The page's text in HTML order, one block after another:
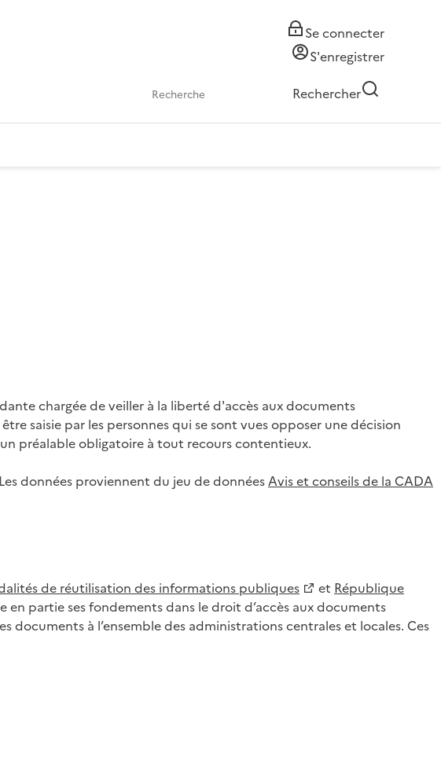
Se connecter
S'enregistrer
Rechercher
chargée de veiller à la liberté d'accès aux documents
saisie par les personnes qui se sont vues opposer une décision
préalable obligatoire à tout recours contentieux.
données proviennent du jeu de donnéesAvis et conseils de la CADA
de réutilisation des informations publiques et République
en partie ses fondements dans le droit d’accès aux documents
documents à l’ensemble des administrations centrales et locales. Ces